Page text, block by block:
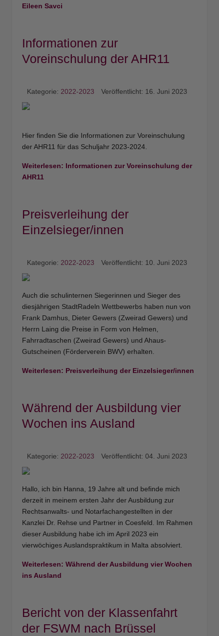
Eileen Savci
Informationen zur
Voreinschulung der AHR11
Kategorie:2022-2023 Veröffentlicht: 16. Juni 2023
Hier finden Sie die Informationen zur Voreinschulung
der AHR11 für das Schuljahr 2023-2024.
Weiterlesen: Informationen zur Voreinschulung der
AHR11
Preisverleihung der
Einzelsieger/innen
Kategorie:2022-2023 Veröffentlicht: 10. Juni 2023
Auch die schulinternen Siegerinnen und Sieger des
diesjährigen StadtRadeln Wettbewerbs haben nun von
Frank Damhus, Dieter Gewers (Zweirad Gewers) und
Herrn Laing die Preise in Form von Helmen,
Fahrradtaschen (Zweirad Gewers) und Ahaus-
Gutscheinen (Förderverein BWV) erhalten.
Weiterlesen: Preisverleihung der Einzelsieger/innen
Während der Ausbildung vier
Wochen ins Ausland
Kategorie:2022-2023 Veröffentlicht: 04. Juni 2023
Hallo, ich bin Hanna, 19 Jahre alt und befinde mich
derzeit in meinem ersten Jahr der Ausbildung zur
Rechtsanwalts- und Notarfachangestellten in der
Kanzlei Dr. Rehse und Partner in Coesfeld. Im Rahmen
dieser Ausbildung habe ich im April 2023 ein
vierwöchiges Auslandspraktikum in Malta absolviert.
Weiterlesen: Während der Ausbildung vier Wochen
ins Ausland
Bericht von der Klassenfahrt
der FSWM nach Brüssel